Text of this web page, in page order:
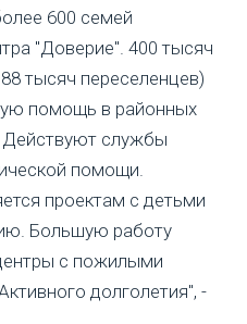
600 семей
"Доверие". 400 тысяч
тысяч переселенцев)
помощь в районных
Действуют службы
помощи.
проектам с детьми
Большую работу
с пожилыми
долголетия", -